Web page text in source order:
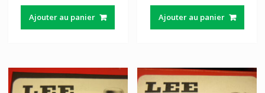
Ajouter au panier Ajouter au panier